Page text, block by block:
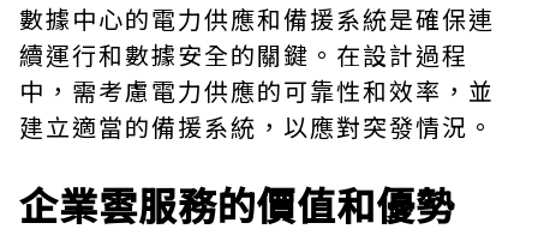
數據中心的電力供應和備援系統是確保連
續運行和數據安全的關鍵。在設計過程
中，需考慮電力供應的可靠性和效率，並
建立適當的備援系統，以應對突發情況。
企業雲服務的價值和優勢